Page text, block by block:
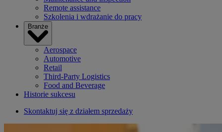
Remote assistance
Szkolenia i wdrażanie do pracy
Branże
Aerospace
Automotive
Retail
Third-Party Logistics
Food and Beverage
Historie sukcesu
Skontaktuj się z działem sprzedaży